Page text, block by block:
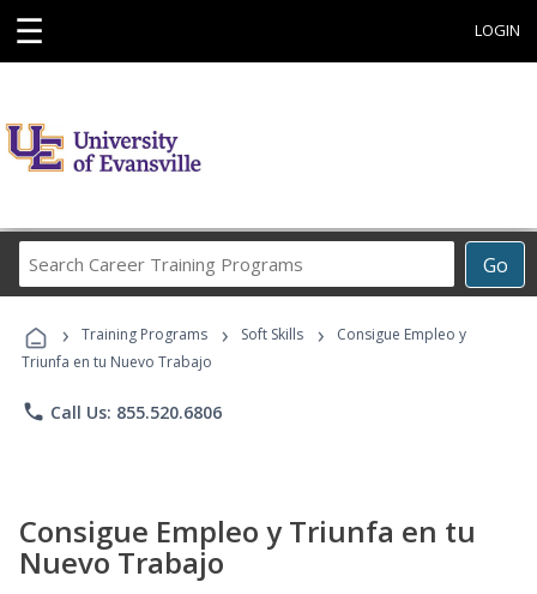
☰ LOGIN
Go
Career
Programs
› Training Programs › Soft Skills ›
Consigue Empleo y
Triunfa en tu Nuevo Trabajo
phone Call Us: 855.520.6806
Consigue Empleo y Triunfa en tu
Nuevo Trabajo